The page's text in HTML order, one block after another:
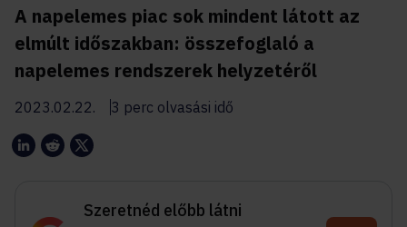
A napelemes piac sok mindent látott az
elmúlt időszakban: összefoglaló a
napelemes rendszerek helyzetéről
2023.02.22. 3 perc olvasási idő
Szeretnéd előbb látni